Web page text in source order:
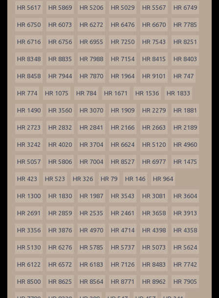
HR 5617 HR 5869 HR 5206 HR 5029 HR 5567 HR 6749
HR 6750 HR 6073 HR 6272 HR 6476 HR 6670 HR 7785
HR 6716 HR 6756 HR 6955 HR 7250 HR 7543 HR 8251
HR 8348 HR 8835 HR 7988 HR 7154 HR 8415 HR 8403
HR 8458 HR 7944 HR 7870 HR 1964 HR 9101 HR 747
HR 774 HR 1075 HR 784 HR 1671 HR 1536 HR 1833
HR 1490 HR 3560 HR 3070 HR 1909 HR 2279 HR 1881
HR 2723 HR 2832 HR 2841 HR 2166 HR 2663 HR 2189
HR 3242 HR 4020 HR 3704 HR 6624 HR 5120 HR 4960
HR 5057 HR 5806 HR 7004 HR 8527 HR 6977 HR 1475
HR 423 HR 523 HR 326 HR 79 HR 146 HR 964
HR 1300 HR 1830 HR 1987 HR 3543 HR 3081 HR 3604
HR 2691 HR 2859 HR 2535 HR 2461 HR 3658 HR 3913
HR 3356 HR 3876 HR 4970 HR 4714 HR 4398 HR 4358
HR 5130 HR 6276 HR 5785 HR 5737 HR 5073 HR 5624
HR 6122 HR 6572 HR 6183 HR 7126 HR 8483 HR 7742
HR 8500 HR 8625 HR 8564 HR 8771 HR 8962 HR 7905